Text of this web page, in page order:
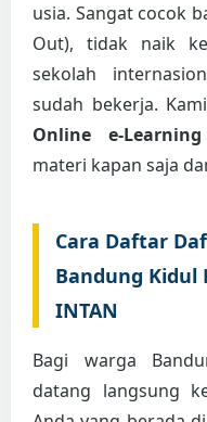
usia. Sangat cocok
Out), tidak naik
sekolah
sudah bekerja.
Online e-Learning
materi kapan saja
Cara Daftar
Bandung Kidul
INTAN
Bagi warga
datang langsung